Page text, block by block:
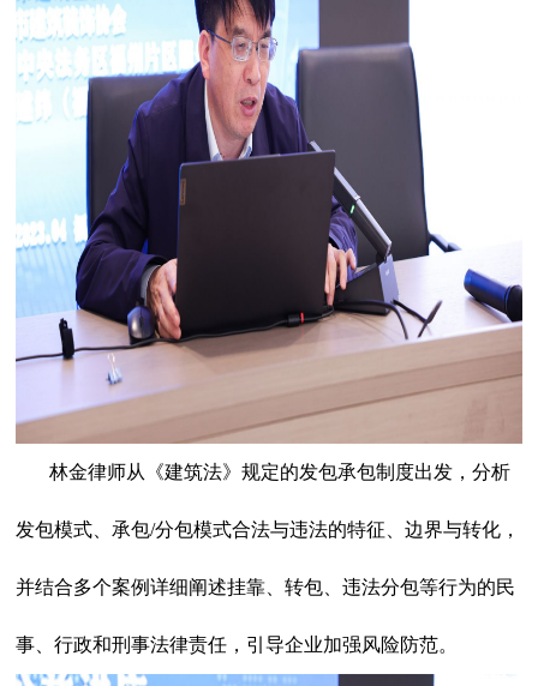
林金律师从《建筑法》规定的发包承包制度出发，分析
发包模式、承包/分包模式合法与违法的特征、边界与转化，
并结合多个案例详细阐述挂靠、转包、违法分包等行为的民
事、行政和刑事法律责任，引导企业加强风险防范。